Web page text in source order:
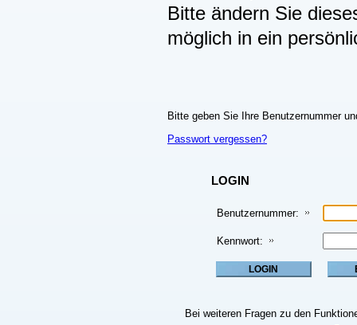
Bitte ändern Sie
möglich in ein
Bitte geben Sie Ihre Benutzernummer
Passwort vergessen?
LOGIN
Benutzernummer:
Kennwort:
Bei weiteren Fragen zu den